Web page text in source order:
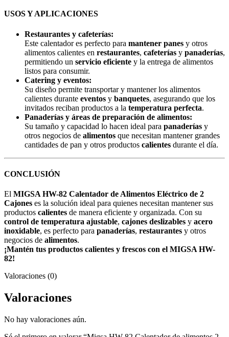
USOS Y APLICACIONES
Restaurantes y cafeterías:
Este calentador es perfecto para mantener panes y otros
alimentos calientes en restaurantes, cafeterías y panaderías,
permitiendo un servicio eficiente y la entrega de alimentos
listos para consumir.
Catering y eventos:
Su diseño permite transportar y mantener los alimentos
calientes durante eventos y banquetes, asegurando que los
invitados reciban productos a la temperatura perfecta.
Panaderías y áreas de preparación de alimentos:
Su tamaño y capacidad lo hacen ideal para panaderías y
otros negocios de alimentos que necesitan mantener grandes
cantidades de pan y otros productos calientes durante el día.
CONCLUSIÓN
El MIGSA HW-82 Calentador de Alimentos Eléctrico de 2
Cajones es la solución ideal para quienes necesitan mantener sus
productos calientes de manera eficiente y organizada. Con su
control de temperatura ajustable, cajones deslizables y acero
inoxidable, es perfecto para panaderías, restaurantes y otros
negocios de alimentos.
¡Mantén tus productos calientes y frescos con el MIGSA HW-
82!
Valoraciones (0)
Valoraciones
No hay valoraciones aún.